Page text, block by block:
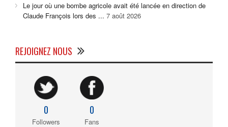
Le jour où une bombe agricole avait été lancée en direction de
Claude François lors des ... 7 août 2026
REJOIGNEZ NOUS
0
Followers
0
Fans